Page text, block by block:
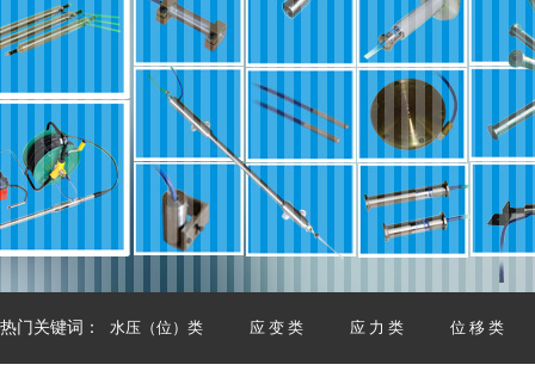
热门关键词： 水压（位）类 应 变 类 应 力 类 位 移 类